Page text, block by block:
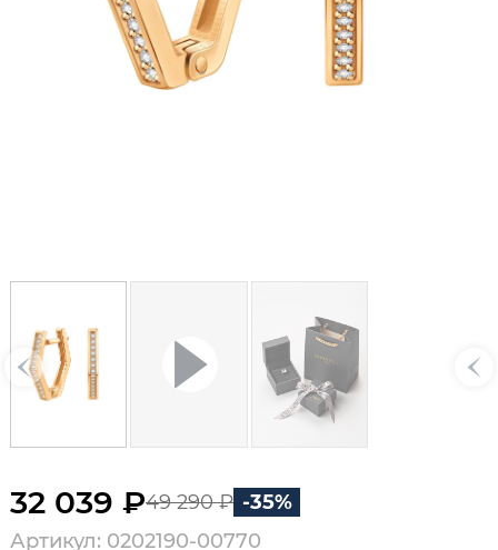
32 039 ₽49 290 ₽ -35%
Артикул: 0202190-00770